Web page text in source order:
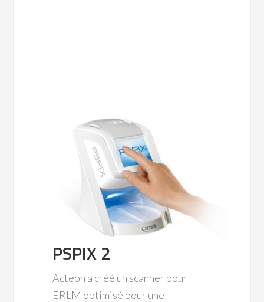
PSPIX 2
Acteon a créé un scanner pour
ERLM optimisé pour une